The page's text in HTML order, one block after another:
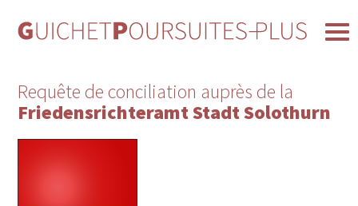
Requête de conciliation auprès de la
Friedensrichteramt Stadt Solothurn